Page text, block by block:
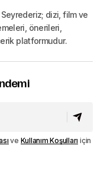
dizi, film ve
önerileri,
platformudur.
ve Kullanım Koşulları için